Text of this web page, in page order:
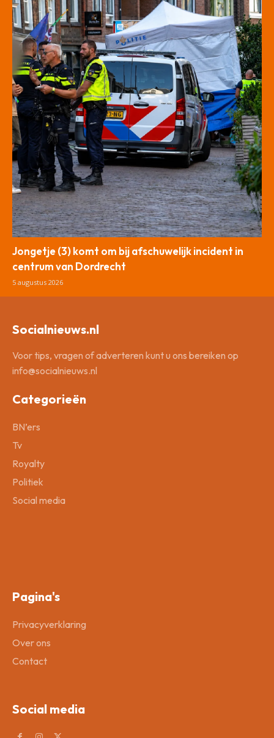
Jongetje (3) komt om bij afschuwelijk incident in
centrum van Dordrecht
5 augustus 2026
Socialnieuws.nl
Voor tips, vragen of adverteren kunt u ons bereiken op
info@socialnieuws.nl
Categorieën
BN’ers
Tv
Royalty
Politiek
Social media
Pagina's
Privacyverklaring
Over ons
Contact
Social media